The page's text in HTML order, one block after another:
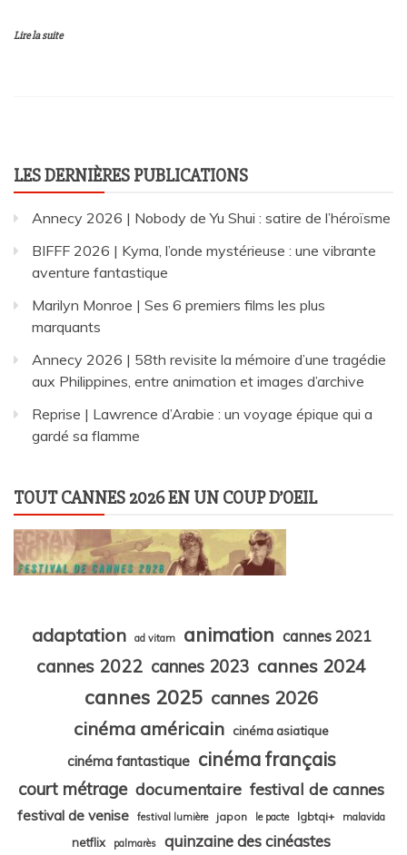
Lire la suite
LES DERNIÈRES PUBLICATIONS
Annecy 2026 | Nobody de Yu Shui : satire de l’héroïsme
BIFFF 2026 | Kyma, l’onde mystérieuse : une vibrante
aventure fantastique
Marilyn Monroe | Ses 6 premiers films les plus
marquants
Annecy 2026 | 58th revisite la mémoire d’une tragédie
aux Philippines, entre animation et images d’archive
Reprise | Lawrence d’Arabie : un voyage épique qui a
gardé sa flamme
TOUT CANNES 2026 EN UN COUP D’OEIL
adaptation ad vitam animation cannes 2021
cannes 2022 cannes 2023 cannes 2024
cannes 2025 cannes 2026
cinéma américain
cinéma asiatique
cinéma fantastique cinéma français
court métrage documentaire festival de cannes
festival de venise festival lumière japon le pacte lgbtqi+ malavida
netflix palmarès quinzaine des cinéastes